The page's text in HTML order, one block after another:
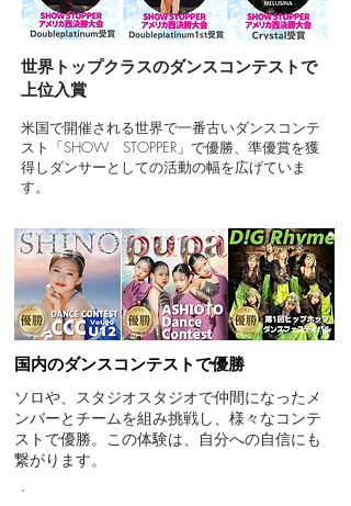
​世界トップクラスのダンスコンテストで
上位入賞
米国で開催される世界で一番古いダンスコンテ
スト「SHOW STOPPER」で優勝、準優賞を獲
得しダンサーとしての活動の幅を広げていま
す。
国内のダンスコンテストで優勝
ソロや、スタジオスタジオで仲間になったメ
ンバーとチームを組み挑戦し、様々なコンテ
ストで優勝。この体験は、自分への自信にも
繋がります。